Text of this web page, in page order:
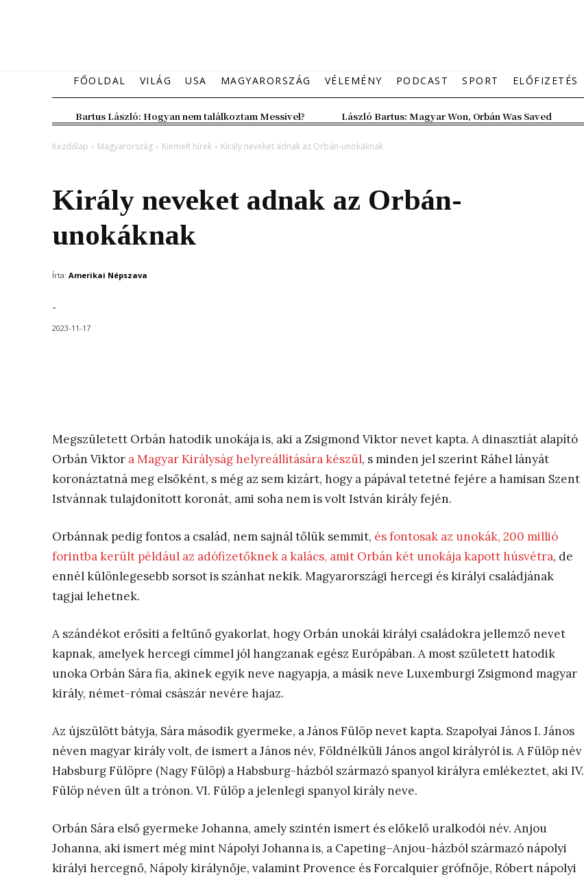
FŐOLDAL VILÁG USA MAGYARORSZÁG VÉLEMÉNY PODCAST SPORT ELŐFIZETÉS
Bartus László: Hogyan nem találkoztam Messivel? László Bartus: Magyar Won, Orbán Was Saved
Kezdőlap Magyarország Kiemelt hírek Király neveket adnak az Orbán-unokáknak
Király neveket adnak az Orbán-
unokáknak
Írta: Amerikai Népszava
-
2023-11-17
Megszületett Orbán hatodik unokája is, aki a Zsigmond Viktor nevet kapta. A dinasztiát alapító
Orbán Viktor a Magyar Királyság helyreállítására készül, s minden jel szerint Ráhel lányát
koronáztatná meg elsőként, s még az sem kizárt, hogy a pápával tetetné fejére a hamisan Szent
Istvánnak tulajdonított koronát, ami soha nem is volt István király fején.
Orbánnak pedig fontos a család, nem sajnál tőlük semmit, és fontosak az unokák, 200 millió
forintba került például az adófizetőknek a kalács, amit Orbán két unokája kapott húsvétra, de
ennél különlegesebb sorsot is szánhat nekik. Magyarországi hercegi és királyi családjának
tagjai lehetnek.
A szándékot erősíti a feltűnő gyakorlat, hogy Orbán unokái királyi családokra jellemző nevet
kapnak, amelyek hercegi címmel jól hangzanak egész Európában. A most született hatodik
unoka Orbán Sára fia, akinek egyik neve nagyapja, a másik neve Luxemburgi Zsigmond magyar
király, német-római császár nevére hajaz.
Az újszülött bátyja, Sára második gyermeke, a János Fülöp nevet kapta. Szapolyai János I. János
néven magyar király volt, de ismert a János név, Földnélküli János angol királyról is. A Fülöp név
Habsburg Fülöpre (Nagy Fülöp) a Habsburg-házból származó spanyol királyra emlékeztet, aki IV.
Fülöp néven ült a trónon. VI. Fülöp a jelenlegi spanyol király neve.
Orbán Sára első gyermeke Johanna, amely szintén ismert és előkelő uralkodói név. Anjou
Johanna, aki ismert még mint Nápolyi Johanna is, a Capeting–Anjou-házból származó nápolyi
királyi hercegnő, Nápoly királynője, valamint Provence és Forcalquier grófnője, Róbert nápolyi